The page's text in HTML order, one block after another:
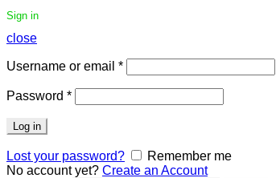
Sign in
close
Username or email *
Password *
Log in
Lost your password?
Remember me
No account yet? Create an Account